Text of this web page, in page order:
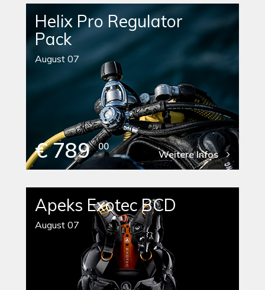
Helix Pro Regulator
Pack
August 07
€ 789 00
Weitere Infos
Apeks Exotec BCD
August 07